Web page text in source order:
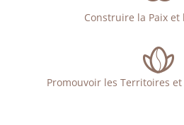
Construire la Paix et
Promouvoir les Territoires